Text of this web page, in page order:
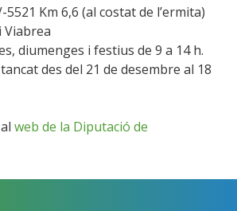
5521 Km 6,6 (al costat de l’ermita)
Viabrea
diumenges i festius de 9 a 14 h.
des del 21 de desembre al 18
web de la Diputació de